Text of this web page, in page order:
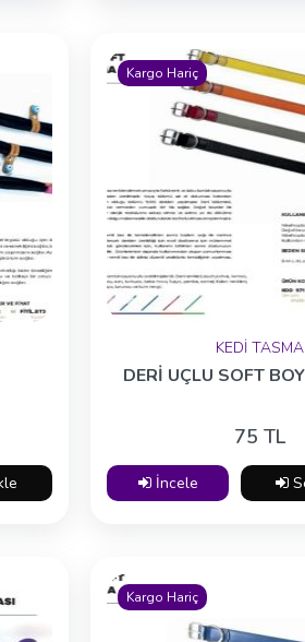
Kargo Hariç
KEDİ TASMA
DERİ UÇLU SOFT
75 TL
İncele
Kargo Hariç